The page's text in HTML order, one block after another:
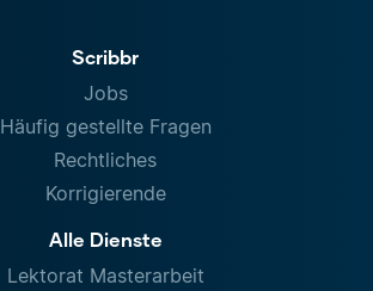
Scribbr
Jobs
Häufig gestellte Fragen
Rechtliches
Korrigierende
Alle Dienste
Lektorat Masterarbeit